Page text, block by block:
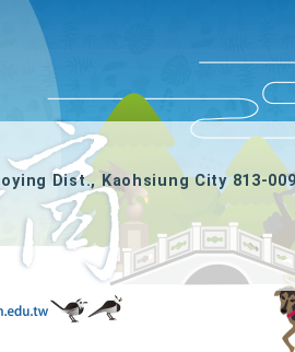
Dist., Kaohsiung City 813-